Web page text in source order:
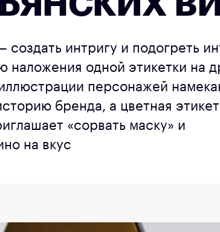
создать интригу и подогреть
наложения одной этикетки на
персонажей
бренда, а цветная
«сорвать маску» и
на вкус